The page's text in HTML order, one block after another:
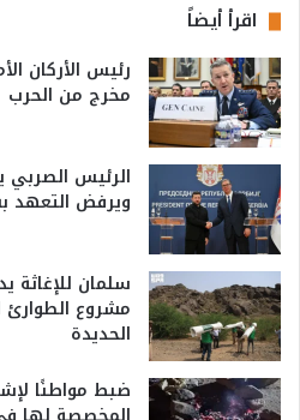
اقرأ أيضاً
رئيس الأركان
مخرج من الحرب
الرئيس الصربي
ويرفض التعهد
سلمان للإغاثة
مشروع الطوارئ
الحديدة
ضبط مواطنًا